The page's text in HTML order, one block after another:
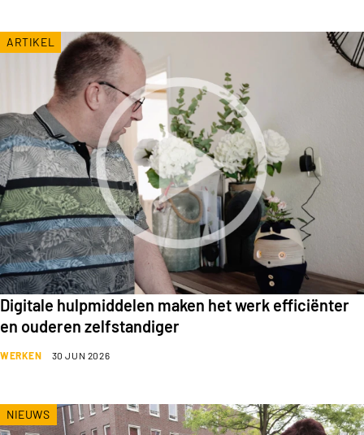
WERKEN 30 JUN 2026
Digitale hulpmiddelen maken het werk efficiënter
en ouderen zelfstandiger
ARTIKEL
NIEUWS